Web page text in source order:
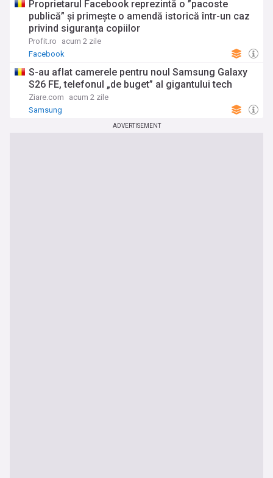
Proprietarul Facebook reprezintă o ”pacoste
publică” și primește o amendă istorică într-un caz
privind siguranța copiilor
Profit.ro
acum 2 zile
Facebook
S-au aflat camerele pentru noul Samsung Galaxy
S26 FE, telefonul „de buget” al gigantului tech
Ziare.com
acum 2 zile
Samsung
ADVERTISEMENT